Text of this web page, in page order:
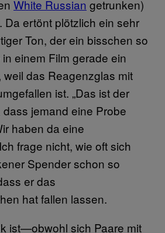
White Russian getrunken)
Da ertönt plötzlich ein sehr
Ton, der ein bisschen so
einem Film gerade ein
das Reagenzglas mit
ist. „Das ist der
jemand eine Probe
haben da eine
frage nicht, wie oft sich
Spender schon so
er das
hat fallen lassen.
ist—obwohl sich Paare mit